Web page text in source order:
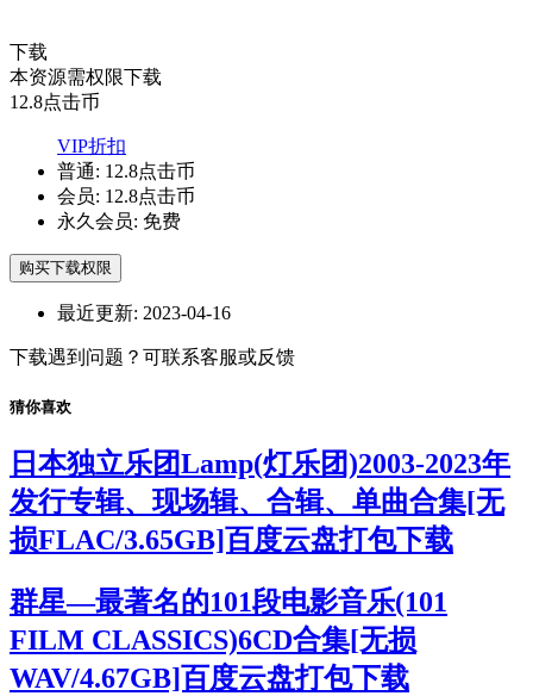
下载
本资源需权限下载
12.8点击币
VIP折扣
普通: 12.8点击币
会员: 12.8点击币
永久会员: 免费
购买下载权限
最近更新: 2023-04-16
下载遇到问题？可联系客服或反馈
猜你喜欢
日本独立乐团Lamp(灯乐团)2003-2023年
发行专辑、现场辑、合辑、单曲合集[无
损FLAC/3.65GB]百度云盘打包下载
群星—最著名的101段电影音乐(101
FILM CLASSICS)6CD合集[无损
WAV/4.67GB]百度云盘打包下载